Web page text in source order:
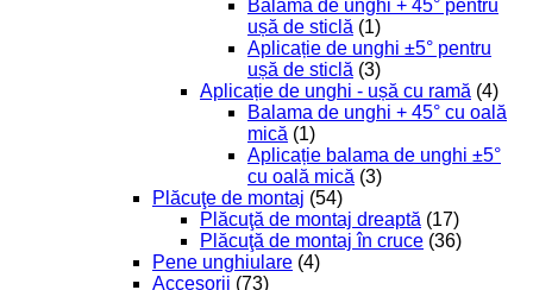
Balama de unghi + 45° pentru
ușă de sticlă (1)
Aplicație de unghi ±5° pentru
ușă de sticlă (3)
Aplicație de unghi - ușă cu ramă (4)
Balama de unghi + 45° cu oală
mică (1)
Aplicație balama de unghi ±5°
cu oală mică (3)
Plăcuţe de montaj (54)
Plăcuţă de montaj dreaptă (17)
Plăcuţă de montaj în cruce (36)
Pene unghiulare (4)
Accesorii (73)